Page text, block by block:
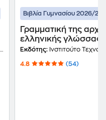
Βιβλία Γυμνασίου 2026/
Γραμματική της
ελληνικής γλώσσας
Γυμνασίου - Λυκείου
Εκδότης: Ινστιτούτο Τεχνολογίας Υπολογιστών και
4.8 (54)